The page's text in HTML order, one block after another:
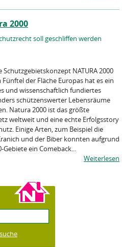
2000
soll geschliffen werden
Schutzgebietskonzept NATURA 2000
der Fläche Europas hat es ein
und wissenschaftlich fundiertes
schützenswerter Lebensräume
Natura 2000 ist das größte
weltweit und eine echte Erfolgsstory
Einige Arten, zum Beispiel die
und der Biber konnten aufgrund
Gebiete ein Comeback...
Weiterlesen